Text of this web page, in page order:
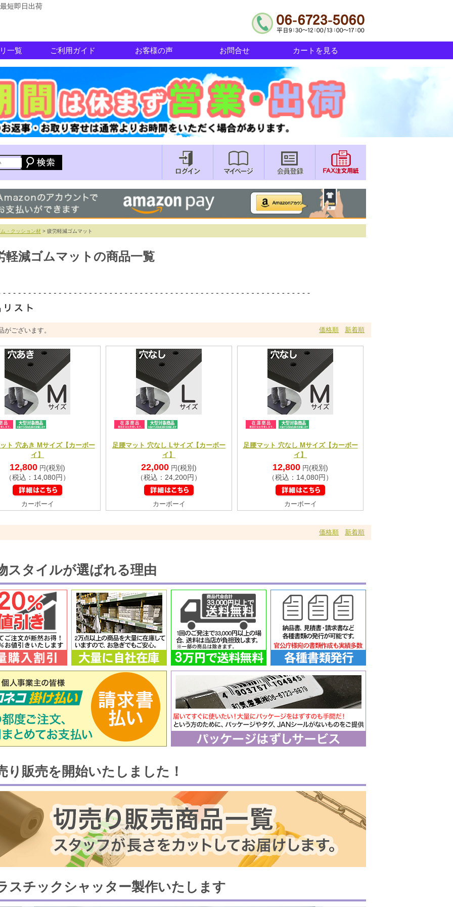
短即日出荷
一覧 ご利用ガイド お客様の声 お問合せ カートを見る
・クッション材 > 疲労軽減ゴムマット
軽減ゴムマットの商品一覧
がございます。 価格順 新着順
ト 穴あき Mサイズ【カーボー
イ】
12,800 円 (税別)
（税込：14,080円）
カーボーイ
足腰マット 穴なし Lサイズ【カーボー
イ】
22,000 円 (税別)
（税込：24,200円）
カーボーイ
足腰マット 穴なし Mサイズ【カーボー
イ】
12,800 円 (税別)
（税込：14,080円）
カーボーイ
価格順 新着順
スタイルが選ばれる理由
り販売を開始いたしました！
スチックシャッター製作いたします